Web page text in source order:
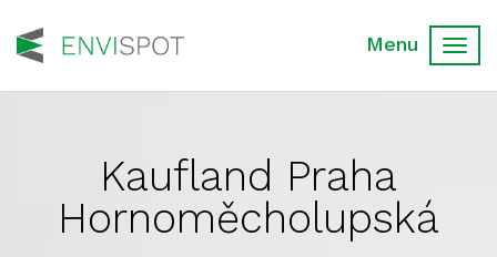
Kaufland Praha
Hornoměcholupská